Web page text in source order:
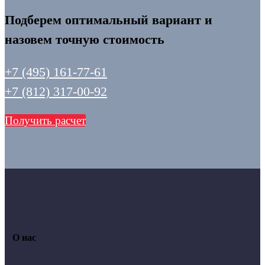
Подберем оптимальный вариант и
назовем точную стоимость
+7 (495) 161-77-61
+7 (812) 317-00-92
Получить расчет
О нас